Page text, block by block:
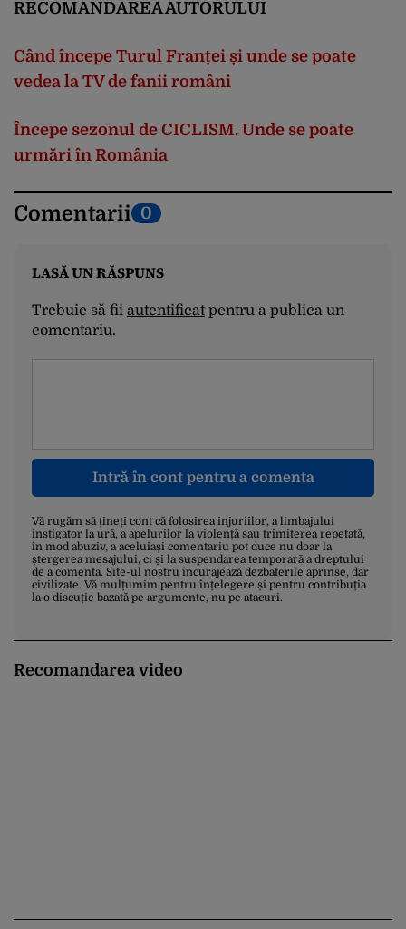
RECOMANDAREA AUTORULUI
Când începe Turul Franței și unde se poate
vedea la TV de fanii români
Începe sezonul de CICLISM. Unde se poate
urmări în România
Comentarii 0
LASĂ UN RĂSPUNS
Trebuie să fii autentificatpentru a publica un
comentariu.
Intră în cont pentru a comenta
Vă rugăm să țineți cont că folosirea injuriilor, a limbajului
instigator la ură, a apelurilor la violență sau trimiterea repetată,
în mod abuziv, a aceluiași comentariu pot duce nu doar la
ștergerea mesajului, ci și la suspendarea temporară a dreptului
de a comenta. Site-ul nostru încurajează dezbaterile aprinse, dar
civilizate. Vă mulțumim pentru înțelegere și pentru contribuția
la o discuție bazată pe argumente, nu pe atacuri.
Recomandarea video